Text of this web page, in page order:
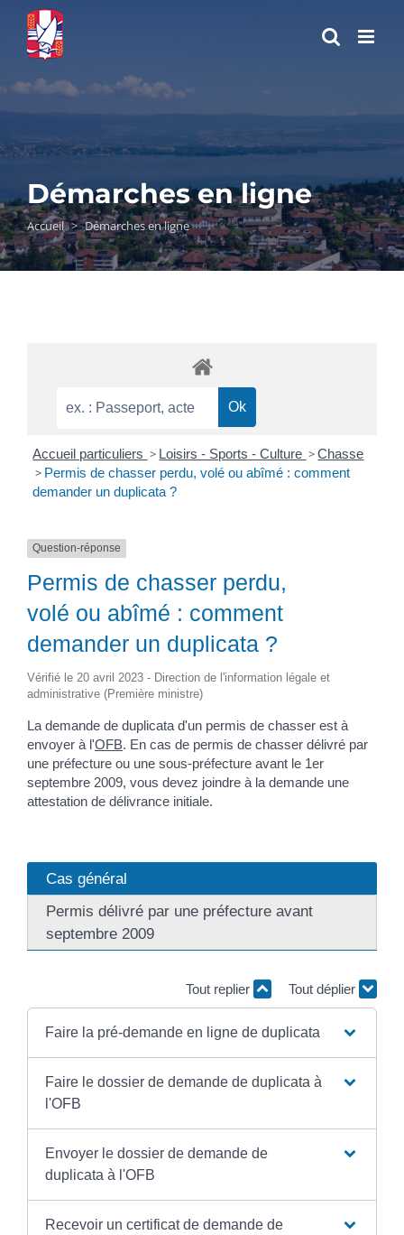
Passer
contenu
Démarches en ligne
Accueil > Démarches en ligne
Accueil particuliers > Loisirs - Sports - Culture > Chasse
> Permis de chasser perdu, volé ou abîmé : comment
demander un duplicata ?
Question-réponse
Permis de chasser perdu,
volé ou abîmé : comment
demander un duplicata ?
Vérifié le 20 avril 2023 - Direction de l'information légale et
administrative (Première ministre)
La demande de duplicata d'un permis de chasser est à
envoyer à l'OFB. En cas de permis de chasser délivré par
une préfecture ou une sous-préfecture avant le 1er
septembre 2009, vous devez joindre à la demande une
attestation de délivrance initiale.
Cas général
Permis délivré par une préfecture avant
septembre 2009
Tout replier Tout déplier
Faire la pré-demande en ligne de duplicata
Faire le dossier de demande de duplicata à
l'OFB
Envoyer le dossier de demande de
duplicata à l'OFB
Recevoir un certificat de demande de